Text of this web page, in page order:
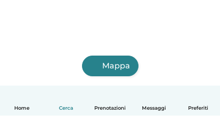
Home Cerca Prenotazioni Messaggi Preferiti
Mappa